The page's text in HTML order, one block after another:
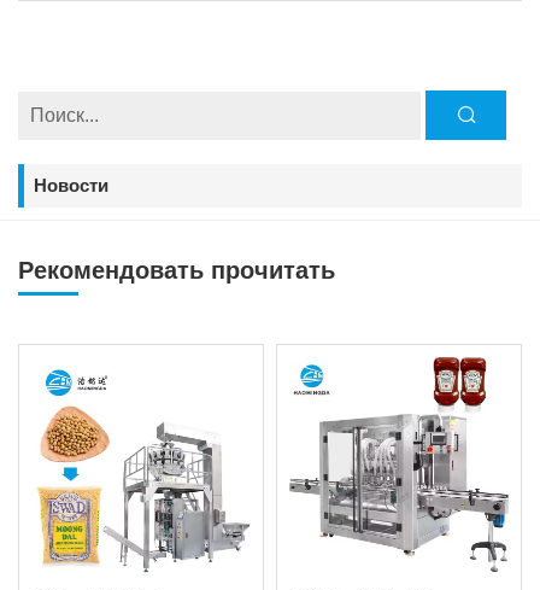
Новости
Рекомендовать прочитать